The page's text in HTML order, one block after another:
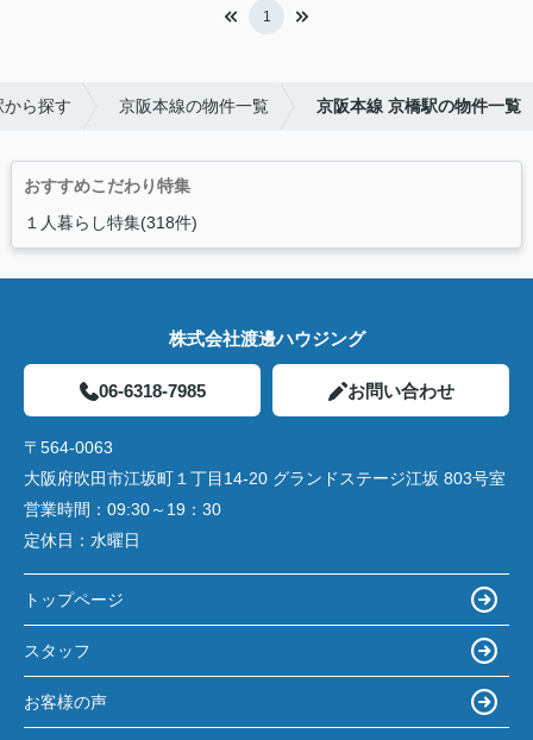
1
ら探す 京阪本線の物件一覧 京阪本線 京橋駅の物件一覧
おすすめこだわり特集
１人暮らし特集(318件)
株式会社渡邊ハウジング
06-6318-7985 お問い合わせ
〒564-0063
大阪府吹田市江坂町１丁目14‐20 グランドステージ江坂 803号室
営業時間： 09:30～19：30
定休日： 水曜日
トップページ
スタッフ
お客様の声